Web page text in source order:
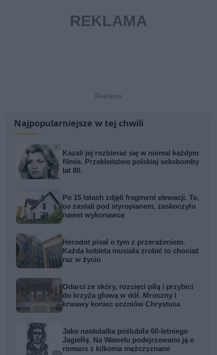
Najpopularniejsze w tej chwili
Kazali jej rozbierać się w niemal każdym
filmie. Przekleństwo polskiej seksbomby
lat 80.
Po 15 latach zdjęli fragment elewacji. To,
co zastali pod styropianem, zaskoczyło
nawet wykonawcę
Herodot pisał o tym z przerażeniem.
Każda kobieta musiała zrobić to chociaż
raz w życiu
Odarci ze skóry, rozcięci piłą i przybici
do krzyża głową w dół. Mroczny i
krwawy koniec uczniów Chrystusa
Jako nastolatka poślubiła 60-letniego
Jagiełłę. Na Wawelu podejrzewano ją o
romans z kilkoma mężczyznami